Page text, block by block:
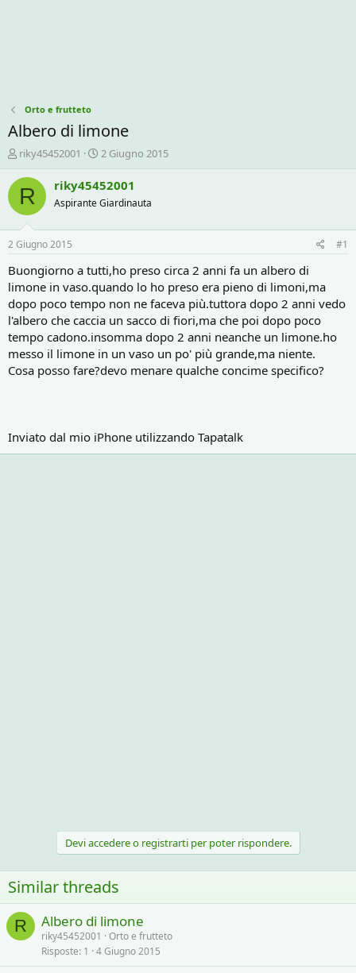
Orto e frutteto
Albero di limone
C
r
e
a
t
o
r
e
D
s
c
u
s
s
i
riky45452001
D
a
t
d
n
i
i
o
2 Giugno 2015
R riky45452001
Aspirante Giardinauta
2 Giugno 2015 #1
Buongiorno a tutti,ho preso circa 2 anni fa un albero di
limone in vaso.quando lo ho preso era pieno di limoni,ma
dopo poco tempo non ne faceva più.tuttora dopo 2 anni vedo
l'albero che caccia un sacco di fiori,ma che poi dopo poco
tempo cadono.insomma dopo 2 anni neanche un limone.ho
messo il limone in un vaso un po' più grande,ma niente.
Cosa posso fare?devo menare qualche concime specifico?
Inviato dal mio iPhone utilizzando Tapatalk
Devi accedere o registrarti per poter rispondere.
Similar threads
R Albero di limone
riky45452001
Orto e frutteto
Risposte 1 4 Giugno 2015